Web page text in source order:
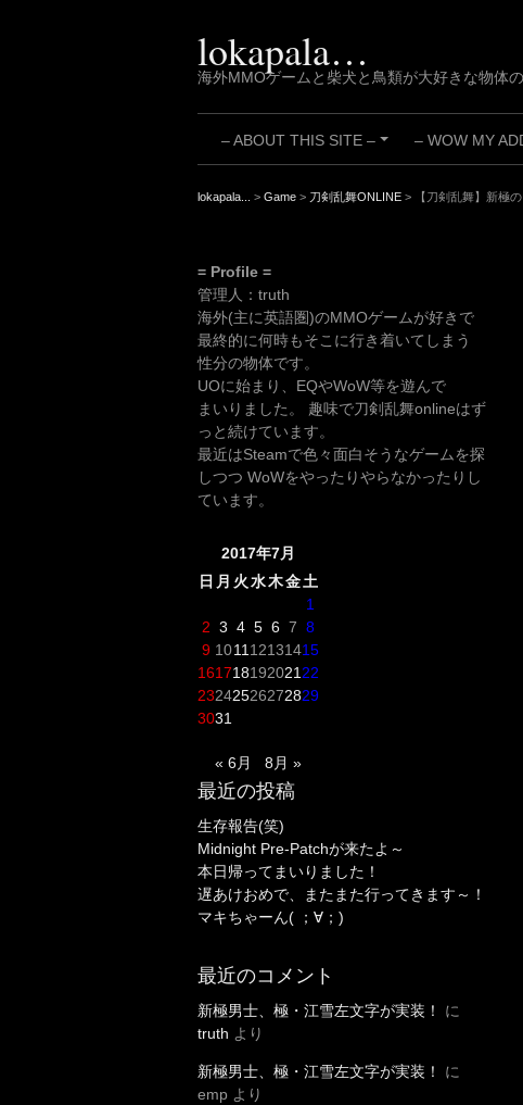
lokapala…
海外MMOゲームと柴犬と鳥類が大好きな物体
+
– ABOUT THIS SITE – – WOW MY
lokapala... > Game > 刀剣乱舞ONLINE > 【刀剣乱舞】新極
= Profile =
管理人：truth
海外(主に英語圏)のMMOゲームが好きで
最終的に何時もそこに行き着いてしまう
性分の物体です。
UOに始まり、EQやWoW等を遊んで
まいりました。 趣味で刀剣乱舞onlineはず
っと続けています。
最近はSteamで色々面白そうなゲームを探
しつつ WoWをやったりやらなかったりし
ています。
2017年7月
日 月 火水木金土
1
2 3 4 5 6 7 8
9 1011 12131415
161718192021 22
23242526272829
3031
« 6月 8月 »
最近の投稿
生存報告(笑)
Midnight Pre-Patchが来たよ～
本日帰ってまいりました！
遅あけおめで、またまた行ってきます～！
マキちゃーん( ；∀；)
最近のコメント
新極男士、極・江雪左文字が実装！
に
truth より
新極男士、極・江雪左文字が実装！
に
emp より